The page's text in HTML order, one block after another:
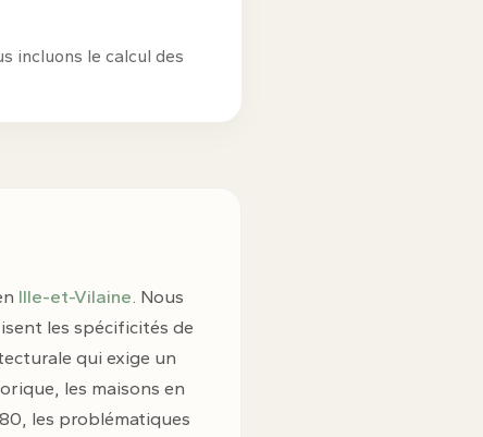
incluons le calcul des
Ille-et-Vilaine. Nous
les spécificités de
qui exige un
les maisons en
les problématiques